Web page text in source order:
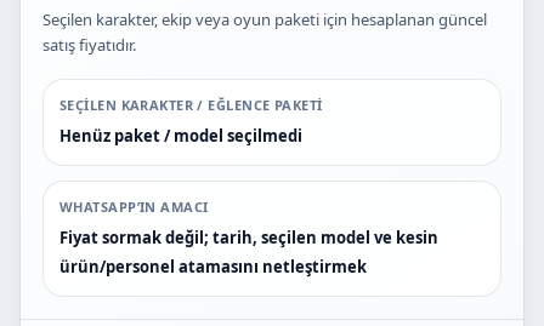
Seçilen karakter, ekip veya oyun paketi için hesaplanan güncel
satış fiyatıdır.
SEÇILEN KARAKTER / EĞLENCE PAKETI
Henüz paket / model seçilmedi
WHATSAPP’IN AMACI
Fiyat sormak değil; tarih, seçilen model ve kesin
ürün/personel atamasını netleştirmek